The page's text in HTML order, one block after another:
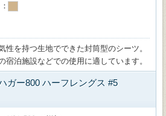
性を持つ生地でできた封筒型のシーツ。
宿泊施設などでの使用に適しています。
ガー800 ハーフレングス #5